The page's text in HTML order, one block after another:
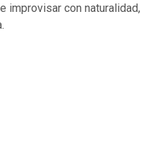
improvisar con naturalidad,